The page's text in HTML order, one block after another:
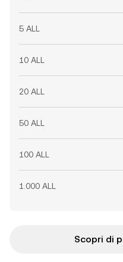
5 ALL
10 ALL
20 ALL
50 ALL
100 ALL
1.000 ALL
Scopri di